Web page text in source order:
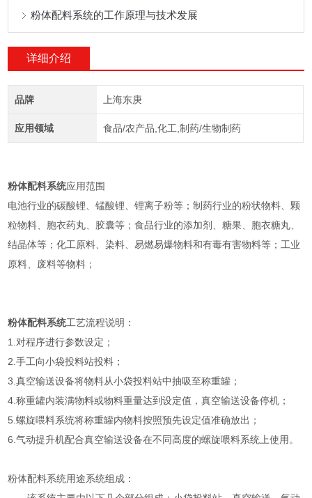
粉体配料系统的工作原理与技术发展
详细介绍
品牌 上海东庚
应用领域 食品/农产品,化工,制药/生物制药
粉体配料系统应用范围
电池行业的碳酸锂、锰酸锂、锂离子粉等；制药行业的粉状物料、颗
粒物料、胞衣药丸、胶囊等；食品行业的添加剂、糖果、胞衣糖丸、
结晶体等；化工原料、染料、易燃易爆物料和有毒有害物料等；工业
原料、废料等物料；
粉体配料系统工艺流程说明：
1.对程序进行参数设定；
2.手工向小袋投料站投料；
3.真空输送设备将物料从小袋投料站中抽吸至称重罐；
4.称重罐内装满物料或物料重量达到设定值，真空输送设备停机；
5.螺旋喂料系统将称重罐内物料按照预先设定值准确放出；
6.气动提升机配合真空输送设备在不同高度的螺旋喂料系统上使用。
粉体配料系统用途系统组成：